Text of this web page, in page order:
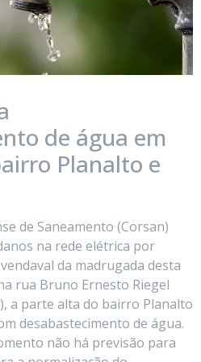
de água em
Planalto e
de Saneamento (Corsan)
na rede elétrica por
da madrugada desta
rua Bruno Ernesto Riegel
a parte alta do bairro Planalto
desabastecimento de água.
não há previsão para